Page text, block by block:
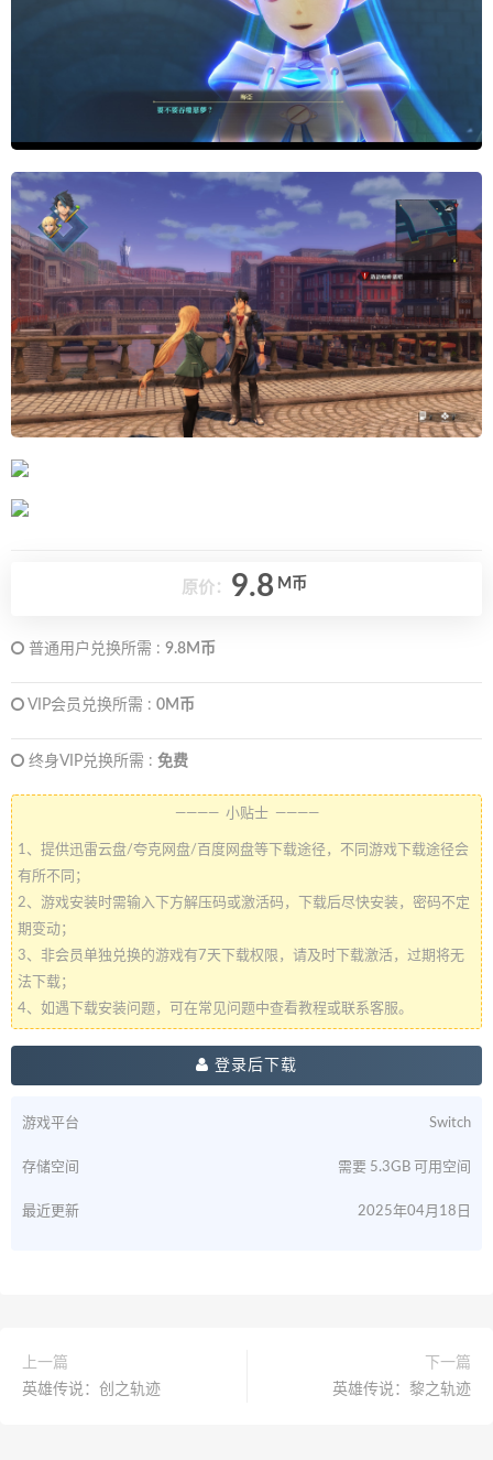
原价： 9.8 M币
普通用户兑换所需 : 9.8M币
VIP会员兑换所需 : 0M币
终身VIP兑换所需 : 免费
———— 小贴士 ————
1、提供迅雷云盘/夸克网盘/百度网盘等下载途径，不同游戏下载途径会
有所不同；
2、游戏安装时需输入下方解压码或激活码，下载后尽快安装，密码不定
期变动；
3、非会员单独兑换的游戏有7天下载权限，请及时下载激活，过期将无
法下载；
4、如遇下载安装问题，可在常见问题中查看教程或联系客服。
登录后下载
游戏平台 Switch
存储空间 需要 5.3GB 可用空间
最近更新 2025年04月18日
上一篇
英雄传说：创之轨迹
下一篇
英雄传说：黎之轨迹